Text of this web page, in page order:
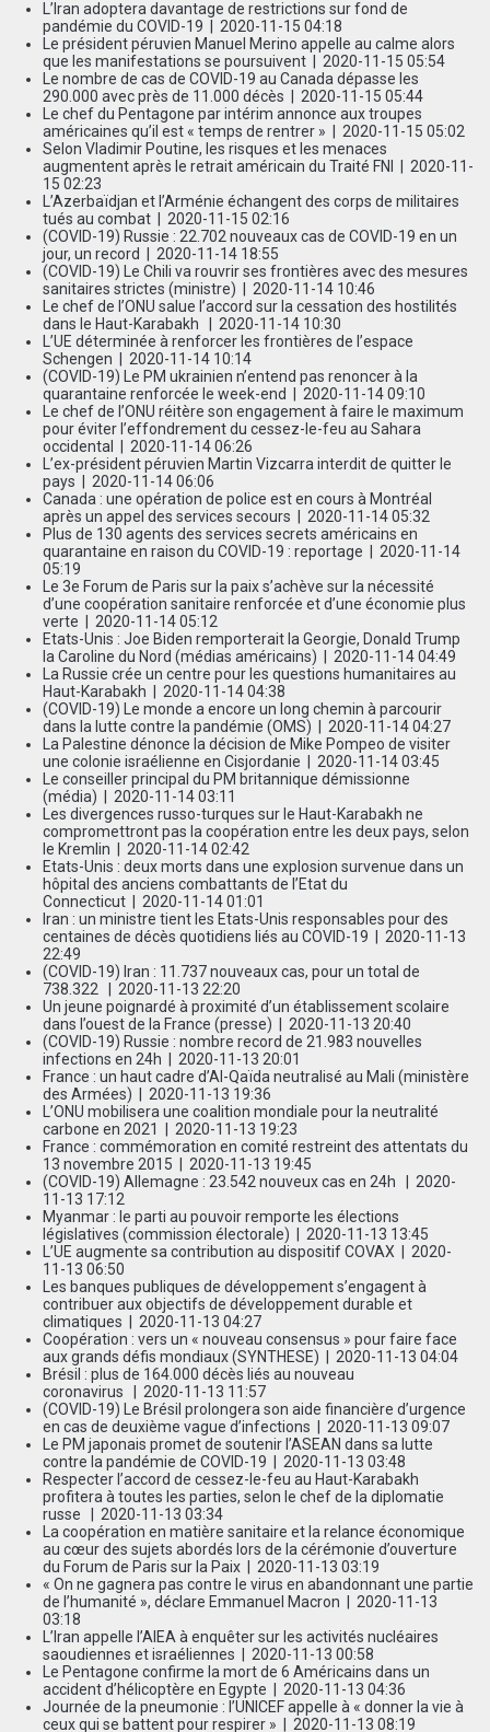
L’Iran adoptera davantage de restrictions sur fond de
pandémie du COVID-19 | 2020-11-15 04:18
Le président péruvien Manuel Merino appelle au calme alors
que les manifestations se poursuivent | 2020-11-15 05:54
Le nombre de cas de COVID-19 au Canada dépasse les
290.000 avec près de 11.000 décès | 2020-11-15 05:44
Le chef du Pentagone par intérim annonce aux troupes
américaines qu’il est « temps de rentrer » | 2020-11-15 05:02
Selon Vladimir Poutine, les risques et les menaces
augmentent après le retrait américain du Traité FNI
| 2020-11-
15 02:23
L’Azerbaïdjan et l’Arménie échangent des corps de militaires
tués au combat | 2020-11-15 02:16
(COVID-19) Russie : 22.702 nouveaux cas de COVID-19 en un
jour, un record
| 2020-11-14 18:55
(COVID-19) Le Chili va rouvrir ses frontières avec des mesures
sanitaires strictes (ministre) | 2020-11-14 10:46
Le chef de l’ONU salue l’accord sur la cessation des hostilités
dans le Haut-Karabakh
| 2020-11-14 10:30
L’UE déterminée à renforcer les frontières de l’espace
Schengen | 2020-11-14 10:14
(COVID-19) Le PM ukrainien n’entend pas renoncer à la
quarantaine renforcée le week-end
| 2020-11-14 09:10
Le chef de l’ONU réitère son engagement à faire le maximum
pour éviter l’effondrement du cessez-le-feu au Sahara
occidental
| 2020-11-14 06:26
L’ex-président péruvien Martin Vizcarra interdit de quitter le
pays | 2020-11-14 06:06
Canada : une opération de police est en cours à Montréal
après un appel des services secours | 2020-11-14 05:32
Plus de 130 agents des services secrets américains en
quarantaine en raison du COVID-19 : reportage | 2020-11-14
05:19
Le 3e Forum de Paris sur la paix s’achève sur la nécessité
d’une coopération sanitaire renforcée et d’une économie plus
verte | 2020-11-14 05:12
Etats-Unis : Joe Biden remporterait la Georgie, Donald Trump
la Caroline du Nord (médias américains) | 2020-11-14 04:49
La Russie crée un centre pour les questions humanitaires au
Haut-Karabakh | 2020-11-14 04:38
(COVID-19) Le monde a encore un long chemin à parcourir
dans la lutte contre la pandémie (OMS) | 2020-11-14 04:27
La Palestine dénonce la décision de Mike Pompeo de visiter
une colonie israélienne en Cisjordanie | 2020-11-14 03:45
Le conseiller principal du PM britannique démissionne
(média) | 2020-11-14 03:11
Les divergences russo-turques sur le Haut-Karabakh ne
compromettront pas la coopération entre les deux pays, selon
le Kremlin | 2020-11-14 02:42
Etats-Unis : deux morts dans une explosion survenue dans un
hôpital des anciens combattants de l’Etat du
Connecticut | 2020-11-14 01:01
Iran : un ministre tient les Etats-Unis responsables pour des
centaines de décès quotidiens liés au COVID-19 | 2020-11-13
22:49
(COVID-19) Iran : 11.737 nouveaux cas, pour un total de
738.322
| 2020-11-13 22:20
Un jeune poignardé à proximité d’un établissement scolaire
dans l’ouest de la France (presse) | 2020-11-13 20:40
(COVID-19) Russie : nombre record de 21.983 nouvelles
infections en 24h | 2020-11-13 20:01
France : un haut cadre d’Al-Qaïda neutralisé au Mali (ministère
des Armées) | 2020-11-13 19:36
L’ONU mobilisera une coalition mondiale pour la neutralité
carbone en 2021
| 2020-11-13 19:23
France : commémoration en comité restreint des attentats du
13 novembre 2015 | 2020-11-13 19:45
(COVID-19) Allemagne : 23.542 nouveux cas en 24h
| 2020-
11-13 17:12
Myanmar : le parti au pouvoir remporte les élections
législatives (commission électorale) | 2020-11-13 13:45
L’UE augmente sa contribution au dispositif COVAX | 2020-
11-13 06:50
Les banques publiques de développement s’engagent à
contribuer aux objectifs de développement durable et
climatiques | 2020-11-13 04:27
Coopération : vers un « nouveau consensus » pour faire face
aux grands défis mondiaux (SYNTHESE) | 2020-11-13 04:04
Brésil : plus de 164.000 décès liés au nouveau
coronavirus
| 2020-11-13 11:57
(COVID-19) Le Brésil prolongera son aide financière d’urgence
en cas de deuxième vague d’infections | 2020-11-13 09:07
Le PM japonais promet de soutenir l’ASEAN dans sa lutte
contre la pandémie de COVID-19 | 2020-11-13 03:48
Respecter l’accord de cessez-le-feu au Haut-Karabakh
profitera à toutes les parties, selon le chef de la diplomatie
russe
| 2020-11-13 03:34
La coopération en matière sanitaire et la relance économique
au cœur des sujets abordés lors de la cérémonie d’ouverture
du Forum de Paris sur la Paix | 2020-11-13 03:19
« On ne gagnera pas contre le virus en abandonnant une partie
de l’humanité », déclare Emmanuel Macron | 2020-11-13
03:18
L’Iran appelle l’AIEA à enquêter sur les activités nucléaires
saoudiennes et israéliennes | 2020-11-13 00:58
Le Pentagone confirme la mort de 6 Américains dans un
accident d’hélicoptère en Egypte | 2020-11-13 04:36
Journée de la pneumonie : l’UNICEF appelle à « donner la vie à
ceux qui se battent pour respirer » | 2020-11-13 08:19